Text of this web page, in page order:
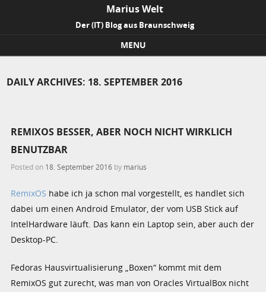
Marius Welt
Der (IT) Blog aus Braunschweig
MENU
DAILY ARCHIVES: 18. SEPTEMBER 2016
REMIXOS BESSER, ABER NOCH NICHT WIRKLICH
BENUTZBAR
Posted on 18. September 2016 by marius
RemixOS habe ich ja schon mal vorgestellt, es handlet sich
dabei um einen Android Emulator, der vom USB Stick auf
IntelHardware läuft. Das kann ein Laptop sein, aber auch der
Desktop-PC.
Fedoras Hausvirtualisierung „Boxen“ kommt mit dem
RemixOS gut zurecht, was man von Oracles VirtualBox nicht